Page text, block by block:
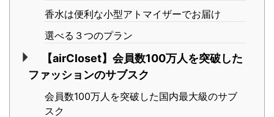
香水は便利な小型アトマイザーでお届け
選べる３つのプラン
【airCloset】会員数100万人を突破した
ファッションのサブスク
会員数100万人を突破した国内最大級のサブ
スク